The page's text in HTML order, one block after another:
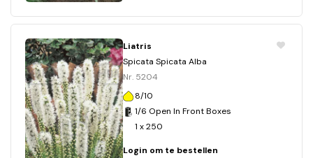
Liatris
Spicata Spicata Alba
Nr. 5204
8/10
1/6 Open In Front Boxes
1 x 250
Login om te bestellen